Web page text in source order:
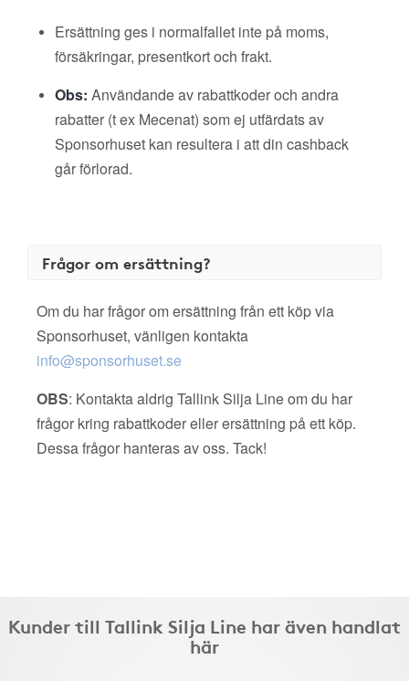
Ersättning ges i normalfallet inte på moms,
försäkringar, presentkort och frakt.
Obs: Användande av rabattkoder och andra
rabatter (t ex Mecenat) som ej utfärdats av
Sponsorhuset kan resultera i att din cashback
går förlorad.
Frågor om ersättning?
Om du har frågor om ersättning från ett köp via
Sponsorhuset, vänligen kontakta
info@sponsorhuset.se
OBS: Kontakta aldrig Tallink Silja Line om du har
frågor kring rabattkoder eller ersättning på ett köp.
Dessa frågor hanteras av oss. Tack!
Kunder till Tallink Silja Line har även handlat
här